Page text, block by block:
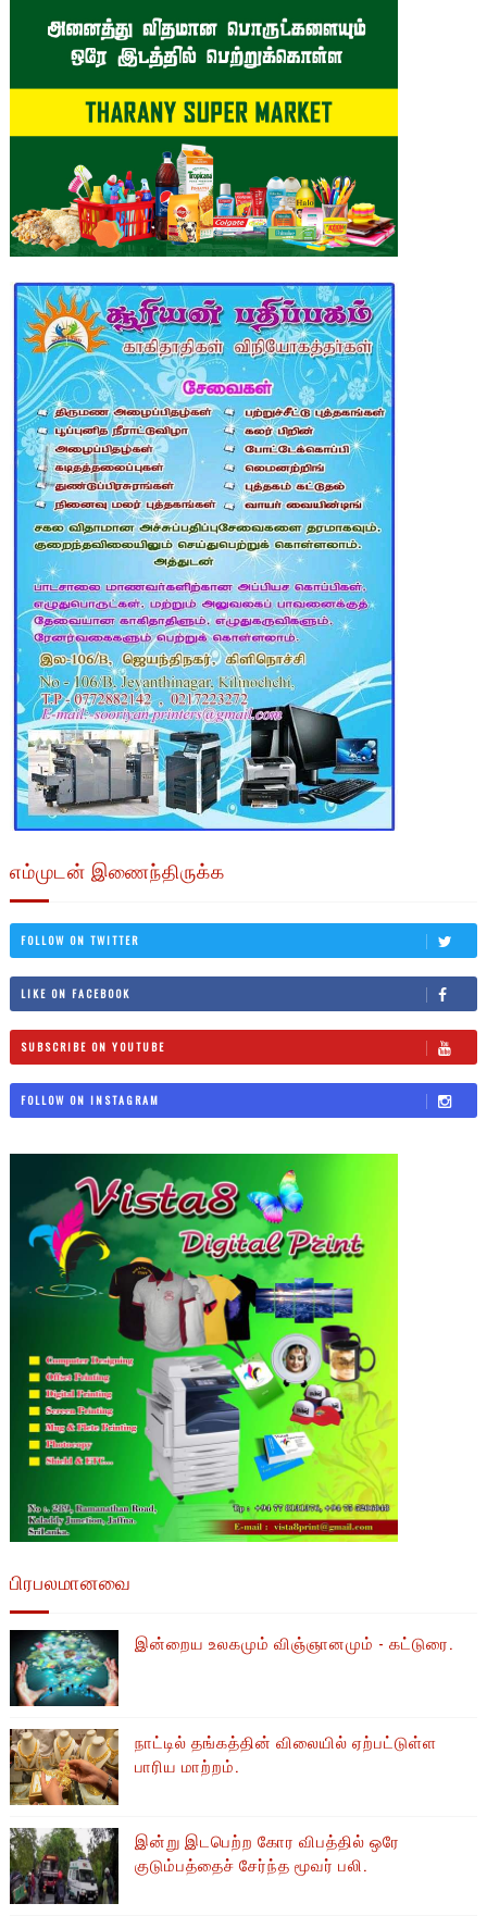
எம்முடன் இணைந்திருக்க
FOLLOW ON TWITTER
LIKE ON FACEBOOK
SUBSCRIBE ON YOUTUBE
FOLLOW ON INSTAGRAM
பிரபலமானவை
இன்றைய உலகமும் விஞ்ஞானமும் - கட்டுரை.
நாட்டில் தங்கத்தின் விலையில் ஏற்பட்டுள்ள
பாரிய மாற்றம்.
இன்று இடபெற்ற கோர விபத்தில் ஒரே
குடும்பத்தைச் சேர்ந்த மூவர் பலி.